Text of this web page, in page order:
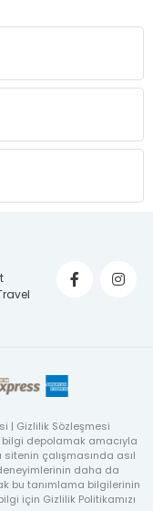
| Gizlilik Sözleşmesi
bilgi depolamak amacıyla
sitenin çalışmasında asıl
deneyimlerinin daha da
bu tanımlama bilgilerinin
için Gizlilik Politikamızı